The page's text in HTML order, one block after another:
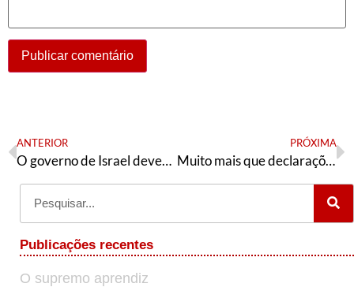
ANTERIOR
O governo de Israel deveria “aprender História e pedir desculpas”
PRÓXIMA
Muito mais que declarações e medidas institucionais, a Palestina precisa de solidariedade nas ruas
Publicações recentes
O supremo aprendiz